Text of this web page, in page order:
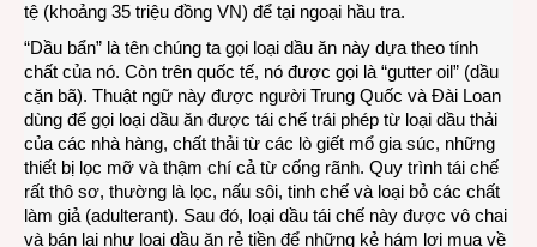
tệ (khoảng 35 triệu đồng VN) để tại ngoại hầu tra.
“Dầu bẩn” là tên chúng ta gọi loại dầu ăn này dựa theo tính
chất của nó. Còn trên quốc tế, nó được gọi là “gutter oil” (dầu
cặn bã). Thuật ngữ này được người Trung Quốc và Đài Loan
dùng để gọi loại dầu ăn được tái chế trái phép từ loại dầu thải
của các nhà hàng, chất thải từ các lò giết mổ gia súc, những
thiết bị lọc mỡ và thậm chí cả từ cống rãnh. Quy trình tái chế
rất thô sơ, thường là lọc, nấu sôi, tinh chế và loại bỏ các chất
làm giả (adulterant). Sau đó, loại dầu tái chế này được vô chai
và bán lại như loại dầu ăn rẻ tiền để những kẻ hám lợi mua về